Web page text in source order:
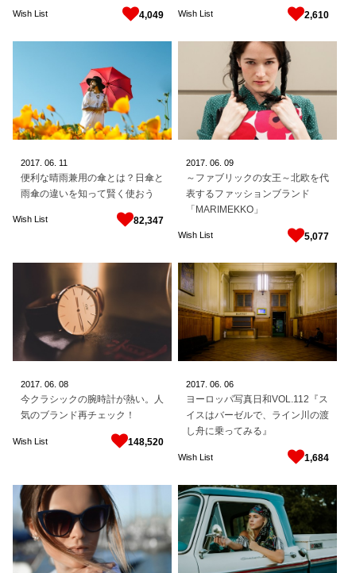
4,049
Wish List 2,610
Wish List
2017. 06. 11
便利な晴雨兼用の傘とは？日傘と
雨傘の違いを知って賢く使おう
82,347
Wish List
2017. 06. 09
～ファブリックの女王～北欧を代
表するファッションブランド
「MARIMEKKO」
5,077
Wish List
2017. 06. 08
今クラシックの腕時計が熱い。人
気のブランド再チェック！
148,520
Wish List
2017. 06. 06
ヨーロッパ写真日和VOL.112『ス
イスはバーゼルで、ライン川の渡
し舟に乗ってみる』
1,684
Wish List